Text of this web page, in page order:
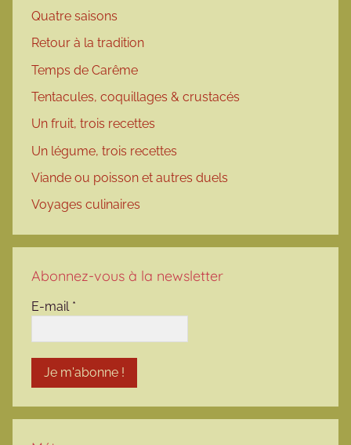
Quatre saisons
Retour à la tradition
Temps de Carême
Tentacules, coquillages & crustacés
Un fruit, trois recettes
Un légume, trois recettes
Viande ou poisson et autres duels
Voyages culinaires
Abonnez-vous à la newsletter
E-mail *